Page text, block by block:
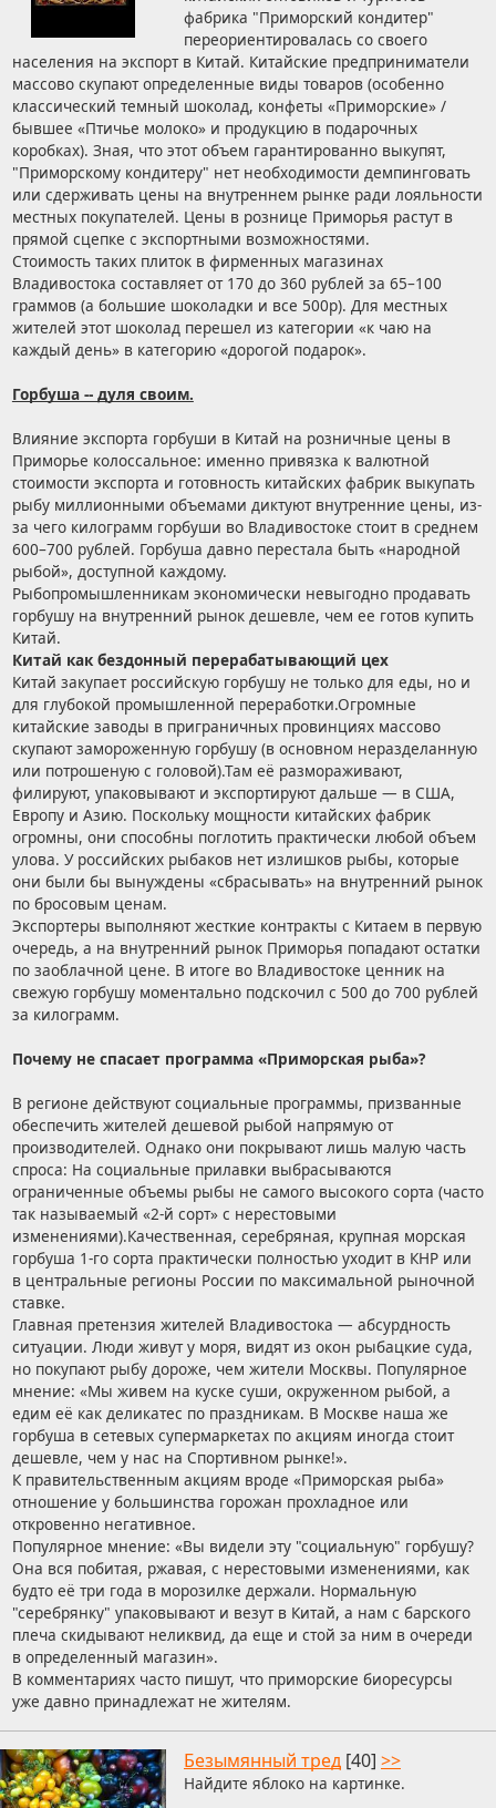
фабрика "Приморский кондитер"
переориентировалась со своего
населения на экспорт в Китай. Китайские предприниматели
массово скупают определенные виды товаров (особенно
классический темный шоколад, конфеты «Приморские» /
бывшее «Птичье молоко» и продукцию в подарочных
коробках). Зная, что этот объем гарантированно выкупят,
"Приморскому кондитеру" нет необходимости демпинговать
или сдерживать цены на внутреннем рынке ради лояльности
местных покупателей. Цены в рознице Приморья растут в
прямой сцепке с экспортными возможностями.
Стоимость таких плиток в фирменных магазинах
Владивостока составляет от 170 до 360 рублей за 65–100
граммов (а большие шоколадки и все 500р). Для местных
жителей этот шоколад перешел из категории «к чаю на
каждый день» в категорию «дорогой подарок».
Горбуша -- дуля своим.
Влияние экспорта горбуши в Китай на розничные цены в
Приморье колоссальное: именно привязка к валютной
стоимости экспорта и готовность китайских фабрик выкупать
рыбу миллионными объемами диктуют внутренние цены, из-
за чего килограмм горбуши во Владивостоке стоит в среднем
600–700 рублей. Горбуша давно перестала быть «народной
рыбой», доступной каждому.
Рыбопромышленникам экономически невыгодно продавать
горбушу на внутренний рынок дешевле, чем ее готов купить
Китай.
Китай как бездонный перерабатывающий цех
Китай закупает российскую горбушу не только для еды, но и
для глубокой промышленной переработки.Огромные
китайские заводы в приграничных провинциях массово
скупают замороженную горбушу (в основном неразделанную
или потрошеную с головой).Там её размораживают,
филируют, упаковывают и экспортируют дальше — в США,
Европу и Азию. Поскольку мощности китайских фабрик
огромны, они способны поглотить практически любой объем
улова. У российских рыбаков нет излишков рыбы, которые
они были бы вынуждены «сбрасывать» на внутренний рынок
по бросовым ценам.
Экспортеры выполняют жесткие контракты с Китаем в первую
очередь, а на внутренний рынок Приморья попадают остатки
по заоблачной цене. В итоге во Владивостоке ценник на
свежую горбушу моментально подскочил с 500 до 700 рублей
за килограмм.
Почему не спасает программа «Приморская рыба»?
В регионе действуют социальные программы, призванные
обеспечить жителей дешевой рыбой напрямую от
производителей. Однако они покрывают лишь малую часть
спроса: На социальные прилавки выбрасываются
ограниченные объемы рыбы не самого высокого сорта (часто
так называемый «2-й сорт» с нерестовыми
изменениями).Качественная, серебряная, крупная морская
горбуша 1-го сорта практически полностью уходит в КНР или
в центральные регионы России по максимальной рыночной
ставке.
Главная претензия жителей Владивостока — абсурдность
ситуации. Люди живут у моря, видят из окон рыбацкие суда,
но покупают рыбу дороже, чем жители Москвы. Популярное
мнение: «Мы живем на куске суши, окруженном рыбой, а
едим её как деликатес по праздникам. В Москве наша же
горбуша в сетевых супермаркетах по акциям иногда стоит
дешевле, чем у нас на Спортивном рынке!».
К правительственным акциям вроде «Приморская рыба»
отношение у большинства горожан прохладное или
откровенно негативное.
Популярное мнение: «Вы видели эту "социальную" горбушу?
Она вся побитая, ржавая, с нерестовыми изменениями, как
будто её три года в морозилке держали. Нормальную
"серебрянку" упаковывают и везут в Китай, а нам с барского
плеча скидывают неликвид, да еще и стой за ним в очереди
в определенный магазин».
В комментариях часто пишут, что приморские биоресурсы
уже давно принадлежат не жителям.
Безымянный тред [40] >>
Найдите яблоко на картинке.